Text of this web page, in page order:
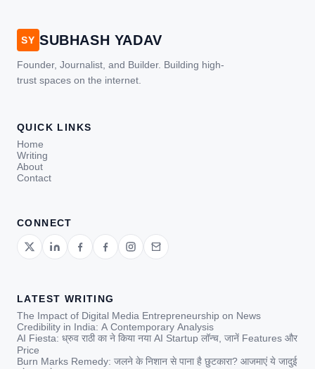
SY SUBHASH YADAV
Founder, Journalist, and Builder. Building high-
trust spaces on the internet.
QUICK LINKS
Home
Writing
About
Contact
CONNECT
LATEST WRITING
The Impact of Digital Media Entrepreneurship on News
Credibility in India: A Contemporary Analysis
AI Fiesta: ध्रुव राठी का ने किया नया AI Startup लॉन्च, जानें Features और
Price
Burn Marks Remedy: जलने के निशान से पाना है छुटकारा? आजमाएं ये जादुई